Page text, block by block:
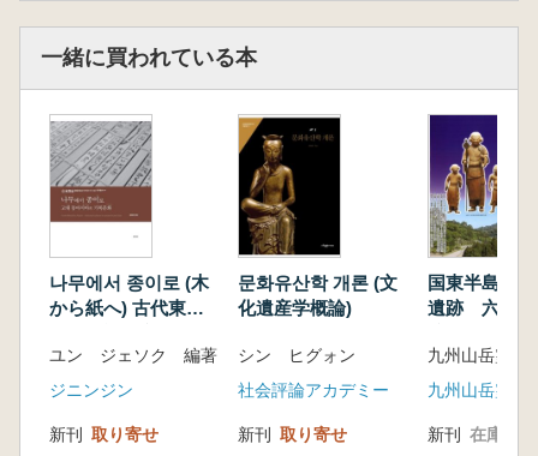
一緒に買われている本
나무에서 종이로 (木
から紙へ) 古代東ア
ユン ジェソク 編著
ジニンジン
新刊 取り寄せ
문화유산학 개론 (文
化遺産学概論)
シン ヒグォン
社会評論アカデミー
新刊 取り寄せ
国東半島の
遺跡 六郷満
新刊 在庫なし